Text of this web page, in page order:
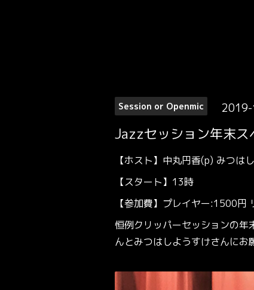
Session or Openmic
Jazzセッション年末ス
【ホスト】中丸円香(p) みつは
【スタート】13時
【参加費】プレイヤー:1500円
恒例クリッパーセッションの
んとみつはしようすけさんにお